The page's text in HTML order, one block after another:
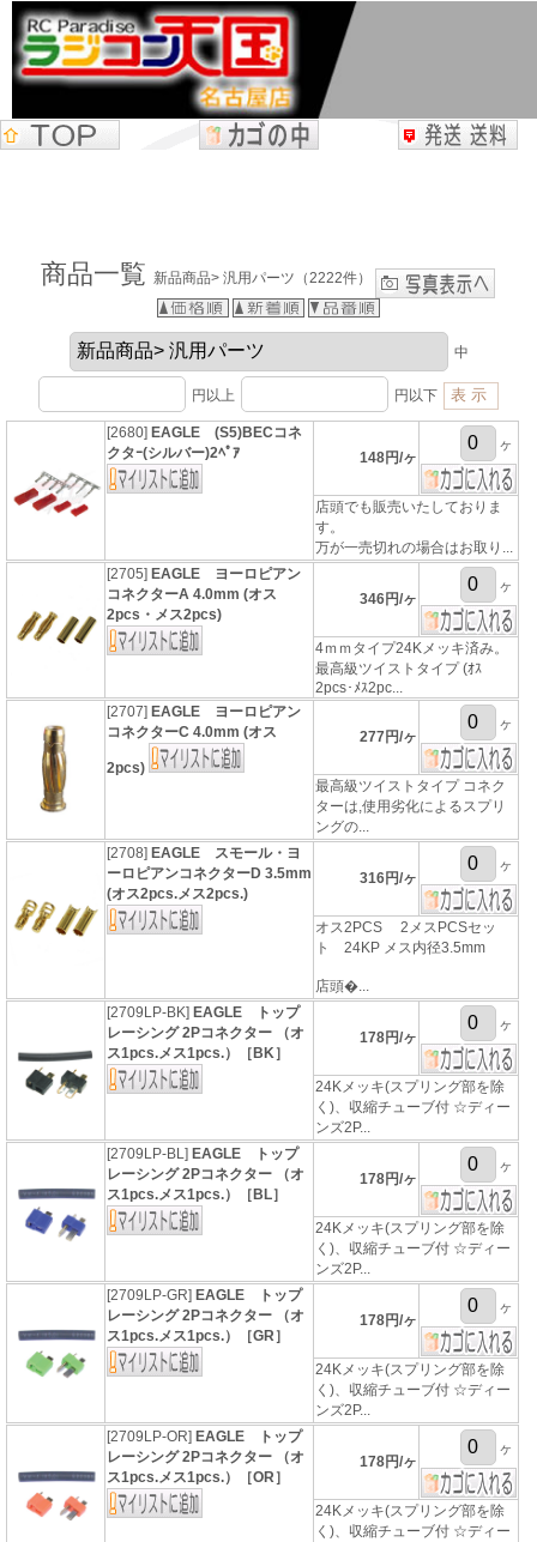
商品一覧 新品商品> 汎用パーツ（2222件）
中
円以上 円以下
[2680] EAGLE (S5)BECコネ
クタｰ(シルバー)2ﾍﾟｱ
148円/ヶ
ヶ
店頭でも販売いたしておりま
す。
万が一売切れの場合はお取り...
[2705] EAGLE ヨーロピアン
コネクターA 4.0mm (オス
2pcs・メス2pcs)
346円/ヶ
ヶ
4ｍｍタイプ24Kメッキ済み。
最高級ツイストタイプ (ｵｽ
2pcs･ﾒｽ2pc...
[2707] EAGLE ヨーロピアン
コネクターC 4.0mm (オス
2pcs)
277円/ヶ
ヶ
最高級ツイストタイプ コネク
ターは,使用劣化によるスプリ
ングの...
[2708] EAGLE スモール・ヨ
ーロピアンコネクターD 3.5mm
(オス2pcs.メス2pcs.)
316円/ヶ
ヶ
オス2PCS 2メスPCSセッ
ト 24KP メス内径3.5mm
店頭�...
[2709LP-BK] EAGLE トップ
レーシング 2Pコネクター （オ
ス1pcs.メス1pcs.）［BK］
178円/ヶ
ヶ
24Kメッキ(スプリング部を除
く)、収縮チューブ付 ☆ディー
ンズ2P...
[2709LP-BL] EAGLE トップ
レーシング 2Pコネクター （オ
ス1pcs.メス1pcs.）［BL］
178円/ヶ
ヶ
24Kメッキ(スプリング部を除
く)、収縮チューブ付 ☆ディー
ンズ2P...
[2709LP-GR] EAGLE トップ
レーシング 2Pコネクター （オ
ス1pcs.メス1pcs.）［GR］
178円/ヶ
ヶ
24Kメッキ(スプリング部を除
く)、収縮チューブ付 ☆ディー
ンズ2P...
[2709LP-OR] EAGLE トップ
レーシング 2Pコネクター （オ
ス1pcs.メス1pcs.）［OR］
178円/ヶ
ヶ
24Kメッキ(スプリング部を除
く)、収縮チューブ付 ☆ディー